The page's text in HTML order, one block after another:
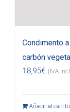
Condimento
carbón
18,95€ (IVA
Añadir al carrito